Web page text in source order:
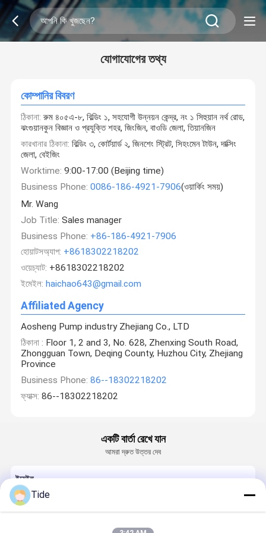
যোগাযোগের তথ্য
কোম্পানির বিবরণ
ঠিকানা: রুম ৪০৫এ-৮, বিল্ডিং ১, সহযোগী উন্নয়ন কেন্দ্র, নং ১ সিহুয়ান নর্থ রোড,
ঝংগুয়ানকুন বিজ্ঞান ও প্রযুক্তি শহর, জিংজিন, বাওডি জেলা, তিয়ানজিন
কারখানার ঠিকানা: বিল্ডিং ৩, কোর্টয়ার্ড ২, জিনশেং স্ট্রিট, সিহংমেন টাউন, দাক্সিং
জেলা, বেইজিং
Worktime: 9:00-17:00 (Beijing time)
Business Phone: 0086-186-4921-7906(ওয়ার্কিং সময়)
Mr. Wang
Job Title: Sales manager
Business Phone: +86-186-4921-7906
হোয়াটসঅ্যাপ: +8618302218202
ওয়েচ্যাট: +8618302218202
ইমেইল: haichao643@gmail.com
Affiliated Agency
Aosheng Pump industry Zhejiang Co., LTD
ঠিকানা : Floor 1, 2 and 3, No. 628, Zhenxing South Road,
Zhongguan Town, Deqing County, Huzhou City, Zhejiang
Province
Business Phone: 86--18302218202
ফ্যাক্স: 86--18302218202
একটি বার্তা রেখে যান
আমরা দ্রুত উত্তর দেব
ইমেইল
Tide